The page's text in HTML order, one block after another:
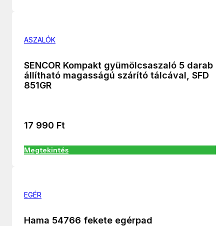
ASZALÓK
SENCOR Kompakt gyümölcsaszaló 5 darab
állítható magasságú szárító tálcával, SFD
851GR
17 990 Ft
Megtekintés
EGÉR
Hama 54766 fekete egérpad